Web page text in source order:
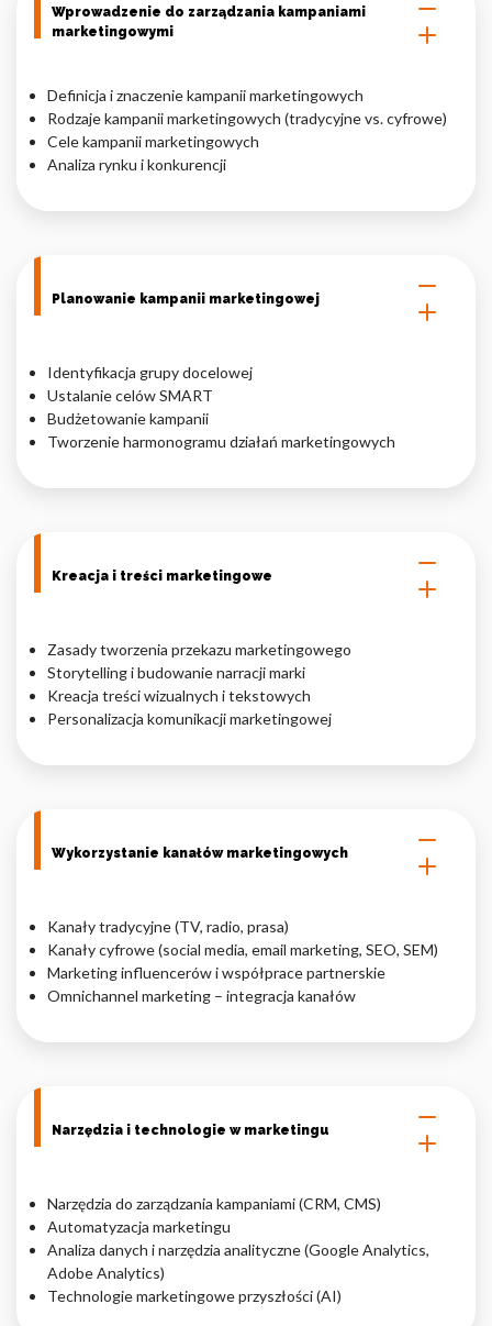
Wprowadzenie do zarządzania kampaniami
marketingowymi
Definicja i znaczenie kampanii marketingowych
Rodzaje kampanii marketingowych (tradycyjne vs. cyfrowe)
Cele kampanii marketingowych
Analiza rynku i konkurencji
Planowanie kampanii marketingowej
Identyfikacja grupy docelowej
Ustalanie celów SMART
Budżetowanie kampanii
Tworzenie harmonogramu działań marketingowych
Kreacja i treści marketingowe
Zasady tworzenia przekazu marketingowego
Storytelling i budowanie narracji marki
Kreacja treści wizualnych i tekstowych
Personalizacja komunikacji marketingowej
Wykorzystanie kanałów marketingowych
Kanały tradycyjne (TV, radio, prasa)
Kanały cyfrowe (social media, email marketing, SEO, SEM)
Marketing influencerów i współprace partnerskie
Omnichannel marketing – integracja kanałów
Narzędzia i technologie w marketingu
Narzędzia do zarządzania kampaniami (CRM, CMS)
Automatyzacja marketingu
Analiza danych i narzędzia analityczne (Google Analytics,
Adobe Analytics)
Technologie marketingowe przyszłości (AI)